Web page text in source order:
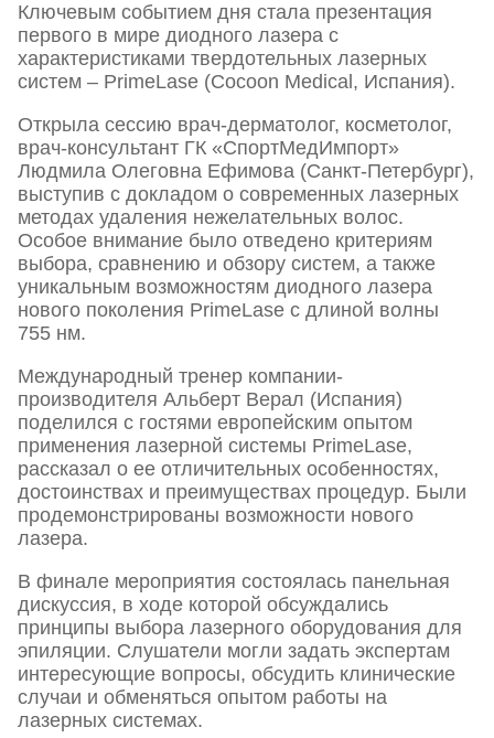
Ключевым событием дня стала презентация
первого в мире диодного лазера с
характеристиками твердотельных лазерных
систем – PrimeLase (Cocoon Medical, Испания).
Открыла сессию врач-дерматолог, косметолог,
врач-консультант ГК «СпортМедИмпорт»
Людмила Олеговна Ефимова (Санкт-Петербург),
выступив с докладом о современных лазерных
методах удаления нежелательных волос.
Особое внимание было отведено критериям
выбора, сравнению и обзору систем, а также
уникальным возможностям диодного лазера
нового поколения PrimeLase с длиной волны
755 нм.
Международный тренер компании-
производителя Альберт Верал (Испания)
поделился с гостями европейским опытом
применения лазерной системы PrimeLase,
рассказал о ее отличительных особенностях,
достоинствах и преимуществах процедур. Были
продемонстрированы возможности нового
лазера.
В финале мероприятия состоялась панельная
дискуссия, в ходе которой обсуждались
принципы выбора лазерного оборудования для
эпиляции. Слушатели могли задать экспертам
интересующие вопросы, обсудить клинические
случаи и обменяться опытом работы на
лазерных системах.